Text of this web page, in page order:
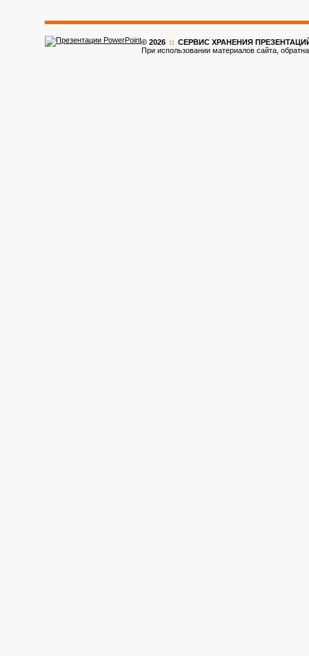
© 2026 :: CЕРВИС ХРАНЕНИЯ ПРЕЗЕНТАЦИЙ
При использовании материалов сайта,